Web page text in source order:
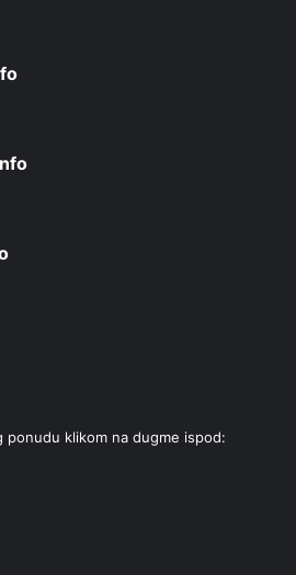
ponudu klikom na dugme ispod: